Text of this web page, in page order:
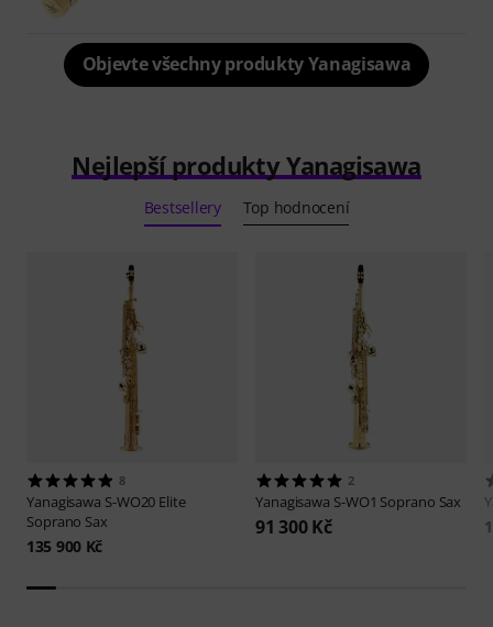
Objevte všechny produkty Yanagisawa
Nejlepší produkty Yanagisawa
Bestsellery Top hodnocení
8
Yanagisawa S-WO20 Elite
Soprano Sax
135 900 Kč
2
Yanagisawa S-WO1 Soprano Sax
91 300 Kč